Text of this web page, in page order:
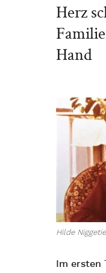
Herz
Hand
Hilde
Im ersten